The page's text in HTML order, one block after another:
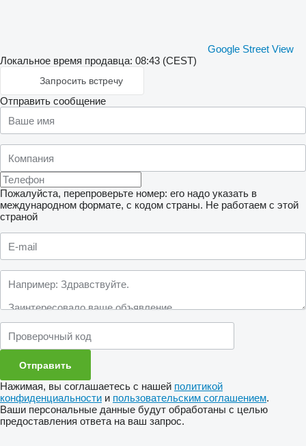
Google Street View
Локальное время продавца: 08:43 (CEST)
Запросить встречу
Отправить сообщение
Пожалуйста, перепроверьте номер: его надо указать в
международном формате, с кодом страны. Не работаем с этой
страной
Нажимая, вы соглашаетесь с нашей политикой
конфиденциальности и пользовательским соглашением.
Ваши персональные данные будут обработаны с целью
предоставления ответа на ваш запрос.